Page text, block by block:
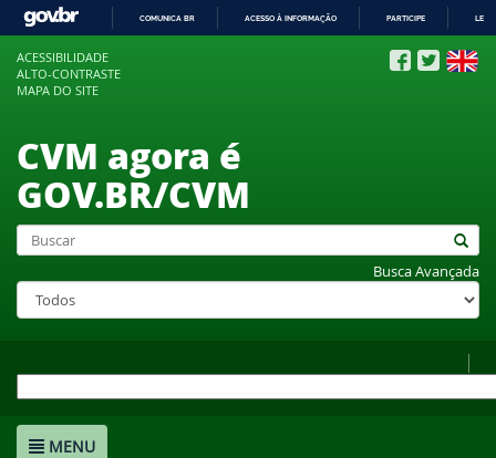
COMUNICA BR ACESSO À INFORMAÇÃO PARTICIPE
ACESSIBILIDADE
ALTO-CONTRASTE
MAPA DO SITE
CVM agora é
GOV.BR/CVM
Busca Avançada
MENU